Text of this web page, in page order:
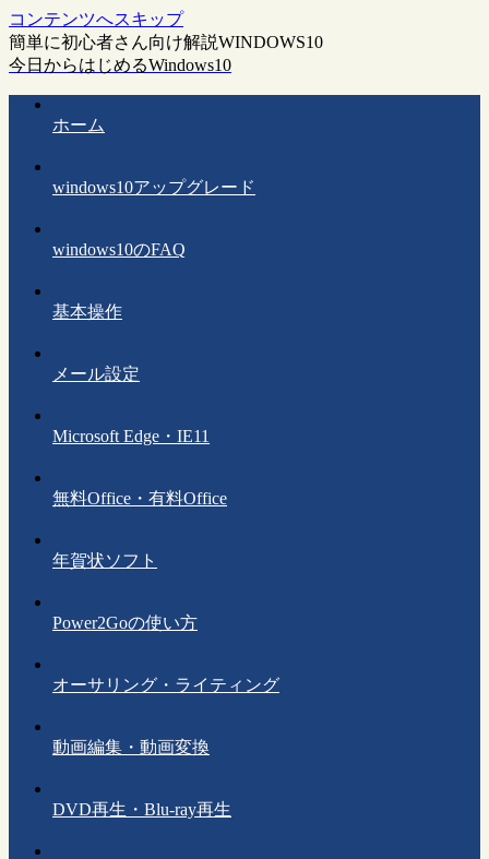
コンテンツへスキップ
簡単に初心者さん向け解説WINDOWS10
今日からはじめるWindows10
ホーム
windows10アップグレード
windows10のFAQ
基本操作
メール設定
Microsoft Edge・IE11
無料Office・有料Office
年賀状ソフト
Power2Goの使い方
オーサリング・ライティング
動画編集・動画変換
DVD再生・Blu-ray再生